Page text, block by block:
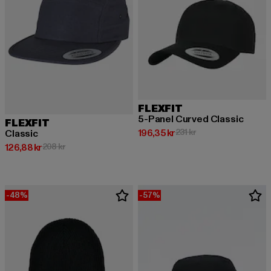
FLEXFIT
Classic
126,88 kr
Nuvarande pris: 126,88 kr
208 krKampanjpris: 208 kr
FLEXFIT
5-Panel Curved Classic
196,35 kr
Nuvarande pris: 196,35 kr
231 krKampanjpris: 231 kr
-48% -57%